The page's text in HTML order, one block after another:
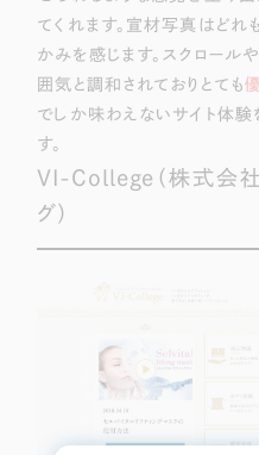
てくれます。宣材写真はどれ
かみを感じます。スクロール
囲気と調和されておりとても
でしか味わえないサイト体験
す。
VI-College（株式会社
グ）